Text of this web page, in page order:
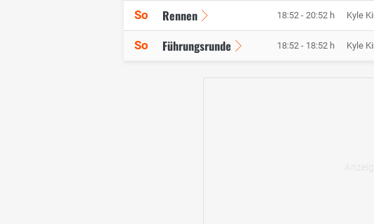
So Rennen 18:52 - 20:52 h Kyle
So Führungsrunde 18:52 - 18:52 h Kyle